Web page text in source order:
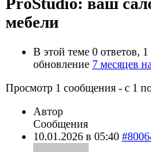
мебели
В этой теме 0 ответов,
обновление 7 месяцев
Просмотр 1 сообщения - с 1
Автор
Сообщения
10.01.2026 в 05:40